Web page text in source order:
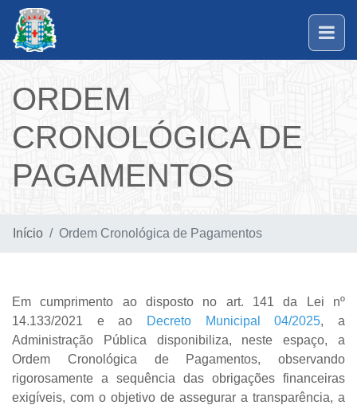
ORDEM
CRONOLÓGICA DE
PAGAMENTOS
Início Ordem Cronológica de Pagamentos
Em cumprimento ao disposto no art. 141 da Lei nº
14.133/2021 e ao Decreto Municipal 04/2025, a
Administração Pública disponibiliza, neste espaço, a
Ordem Cronológica de Pagamentos, observando
rigorosamente a sequência das obrigações financeiras
exigíveis, com o objetivo de assegurar a transparência, a